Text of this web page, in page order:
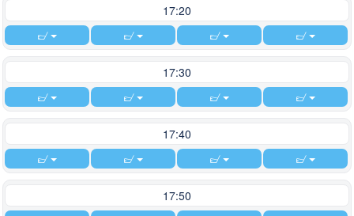
17:20
17:30
17:40
17:50